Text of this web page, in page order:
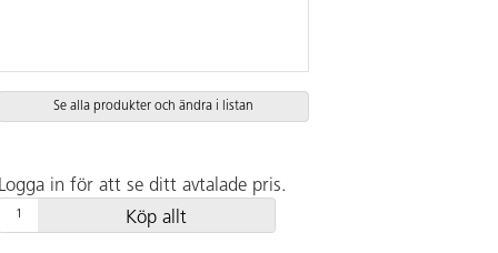
Se alla produkter och ändra i listan
Logga in för att se ditt avtalade pris.
Köp allt